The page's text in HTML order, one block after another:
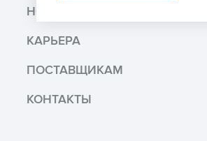
НОВОСТИ И МЕДИА
КАРЬЕРА
ПОСТАВЩИКАМ
КОНТАКТЫ
Распечатать